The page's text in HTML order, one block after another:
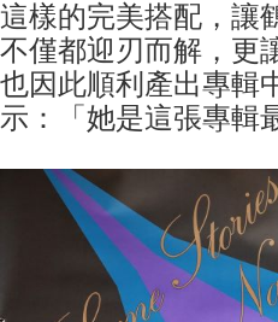
這樣的完美搭配，讓
不僅都迎刃而解，更
也因此順利產出專輯
示：「她是這張專輯